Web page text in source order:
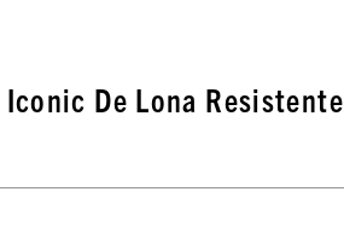
De Lona Resistente